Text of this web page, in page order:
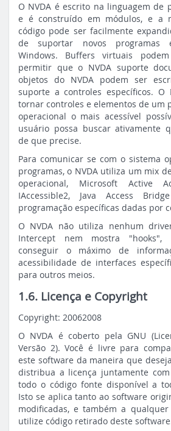
O NVDA é escrito na linguagem de
e é construído em módulos, e a
código pode ser facilmente
de suportar novos programas
Windows. Buffers virtuais
permitir que o NVDA suporte
objetos do NVDA podem ser
suporte a controles específicos. O
tornar controles e elementos de um
operacional o mais acessível
usuário possa buscar ativamente
de que precise.
Para comunicar se com o sistema
programas, o NVDA utiliza um mix
operacional, Microsoft Active
IAccessible2, Java Access
programação específicas dadas por
O NVDA não utiliza nenhum
Intercept nem mostra "hooks",
conseguir o máximo de
acessibilidade de interfaces
para outros meios.
1.6. Licença e Copyright
Copyright: 20062008
O NVDA é coberto pela GNU
Versão 2). Você é livre para
este software da maneira que
distribua a licença juntamente
todo o código fonte disponível a
Isto se aplica tanto ao software
modificadas, e também a
utilize código retirado deste